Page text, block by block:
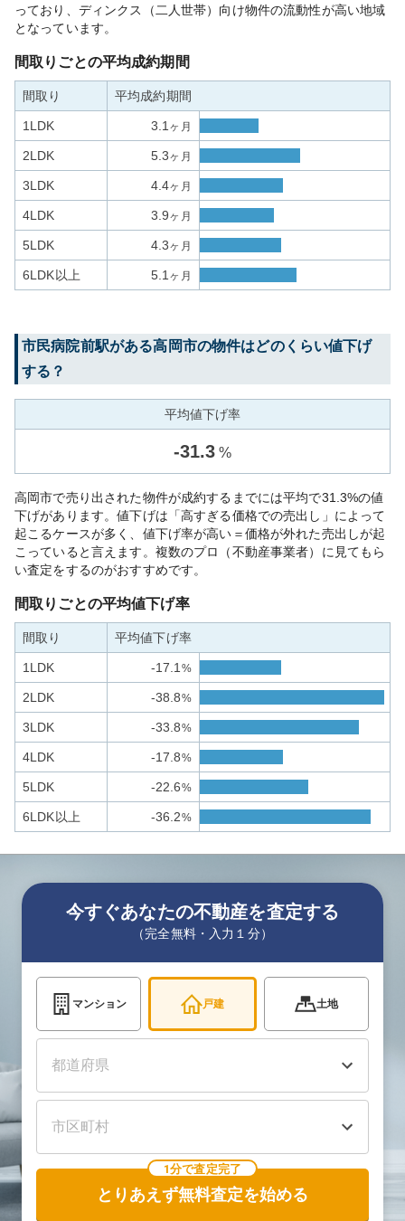
っており、ディンクス（二人世帯）向け物件の流動性が高い地域
となっています。
間取りごとの平均成約期間
間取り 平均成約期間
1LDK 3.1 ヶ月
2LDK 5.3ヶ月
3LDK 4.4ヶ月
4LDK 3.9ヶ月
5LDK 4.3ヶ月
6LDK以上 5.1 ヶ月
市民病院前駅がある高岡市の物件はどのくらい値下げ
する？
平均値下げ率
-31.3 %
高岡市で売り出された物件が成約するまでには平均で31.3%の値
下げがあります。値下げは「高すぎる価格での売出し」によって
起こるケースが多く、値下げ率が高い＝価格が外れた売出しが起
こっていると言えます。複数のプロ（不動産事業者）に見てもら
い査定をするのがおすすめです。
間取りごとの平均値下げ率
間取り 平均値下げ率
1LDK -17.1 %
2LDK -38.8%
3LDK -33.8%
4LDK -17.8%
5LDK -22.6%
6LDK以上 -36.2%
今すぐあなたの不動産を査定する
（完全無料・入力１分）
マンション 戸建 土地
1分で査定完了
とりあえず無料査定を始める